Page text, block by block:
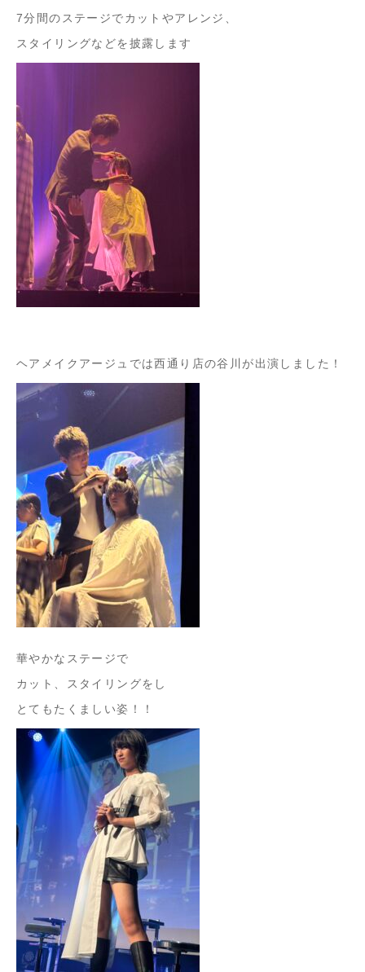
7分間のステージでカットやアレンジ、
スタイリングなどを披露します
ヘアメイクアージュでは西通り店の谷川が出演しました！
華やかなステージで
カット、スタイリングをし
とてもたくましい姿！！